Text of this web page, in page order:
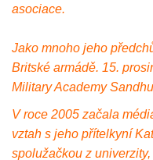
asociace.
Jako mnoho jeho
Britské armádě. 15.
Military Academy
V roce 2005 začala
vztah s jeho přítelkyní
spolužačkou z